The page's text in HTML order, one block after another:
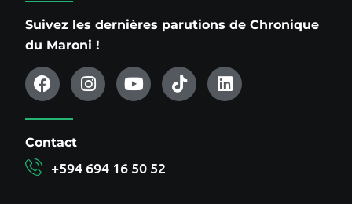
Suivez les dernières parutions de Chronique
du Maroni !
Contact
+594 694 16 50 52